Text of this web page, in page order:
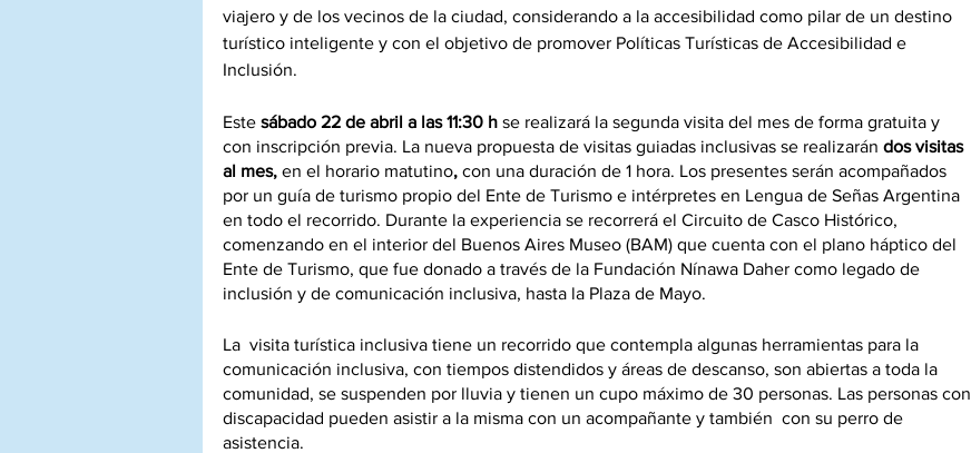
viajero y de los vecinos de la ciudad, considerando a la accesibilidad como pilar de un destino
turístico inteligente y con el objetivo de promover Políticas Turísticas de Accesibilidad e
Inclusión.
Este sábado 22 de abril a las 11:30 h se realizará la segunda visita del mes de forma gratuita y
con inscripción previa. La nueva propuesta de visitas guiadas inclusivas se realizarán dos visitas
al mes, en el horario matutino, con una duración de 1 hora. Los presentes serán acompañados
por un guía de turismo propio del Ente de Turismo e intérpretes en Lengua de Señas Argentina
en todo el recorrido. Durante la experiencia se recorrerá el Circuito de Casco Histórico,
comenzando en el interior del Buenos Aires Museo (BAM) que cuenta con el plano háptico del
Ente de Turismo, que fue donado a través de la Fundación Nínawa Daher como legado de
inclusión y de comunicación inclusiva, hasta la Plaza de Mayo.
La  visita turística inclusiva tiene un recorrido que contempla algunas herramientas para la
comunicación inclusiva, con tiempos distendidos y áreas de descanso, son abiertas a toda la
comunidad, se suspenden por lluvia y tienen un cupo máximo de 30 personas. Las personas con
discapacidad pueden asistir a la misma con un acompañante y también  con su perro de
asistencia.